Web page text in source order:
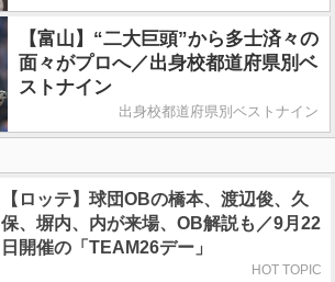
【富山】“二大巨頭”から多士済々の
面々がプロへ／出身校都道府県別ベ
ストナイン
出身校都道府県別ベストナイン
【ロッテ】球団OBの橋本、渡辺俊、久
保、塀内、内が来場、OB解説も／9月22
日開催の「TEAM26デー」
HOT TOPIC